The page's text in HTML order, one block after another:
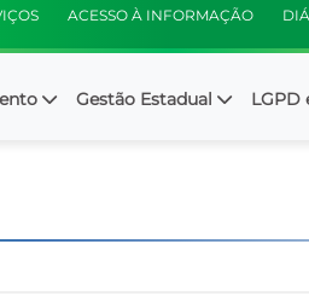
ACESSO À INFORMAÇÃO
Gestão Estadual LGPD